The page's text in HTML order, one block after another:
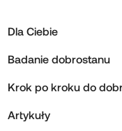
Dla Ciebie
Badanie dobrostanu
Krok po kroku do
Artykuły